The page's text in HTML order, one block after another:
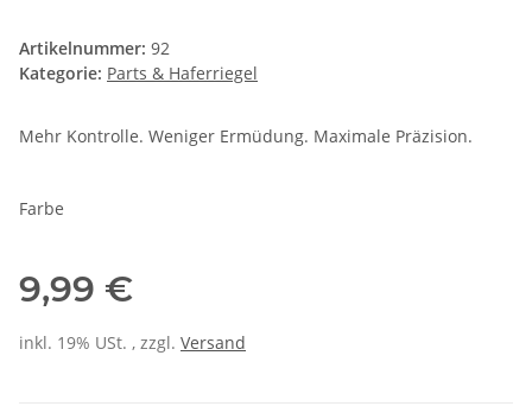
Artikelnummer: 92
Kategorie: Parts & Haferriegel
Mehr Kontrolle. Weniger Ermüdung. Maximale Präzision.
Farbe
9,99 €
inkl. 19% USt. , zzgl. Versand